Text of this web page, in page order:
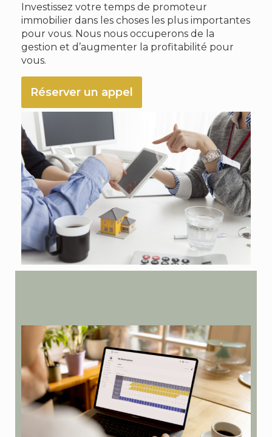
Investissez votre temps de promoteur
immobilier dans les choses les plus importantes
pour vous. Nous nous occuperons de la
gestion et d’augmenter la profitabilité pour
vous.
Réserver un appel